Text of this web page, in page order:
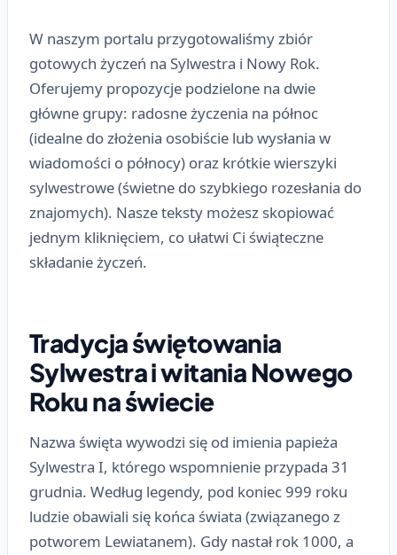
W naszym portalu przygotowaliśmy zbiór
gotowych życzeń na Sylwestra i Nowy Rok.
Oferujemy propozycje podzielone na dwie
główne grupy: radosne życzenia na północ
(idealne do złożenia osobiście lub wysłania w
wiadomości o północy) oraz krótkie wierszyki
sylwestrowe (świetne do szybkiego rozesłania do
znajomych). Nasze teksty możesz skopiować
jednym kliknięciem, co ułatwi Ci świąteczne
składanie życzeń.
Tradycja świętowania
Sylwestra i witania Nowego
Roku na świecie
Nazwa święta wywodzi się od imienia papieża
Sylwestra I, którego wspomnienie przypada 31
grudnia. Według legendy, pod koniec 999 roku
ludzie obawiali się końca świata (związanego z
potworem Lewiatanem). Gdy nastał rok 1000, a